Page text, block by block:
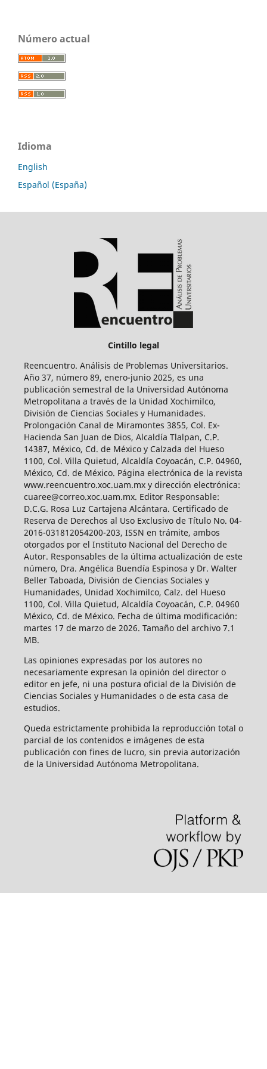
Número actual
Idioma
English
Español (España)
Cintillo legal
Reencuentro. Análisis de Problemas Universitarios.
Año 37, número 89, enero-junio 2025, es una
publicación semestral de la Universidad Autónoma
Metropolitana a través de la Unidad Xochimilco,
División de Ciencias Sociales y Humanidades.
Prolongación Canal de Miramontes 3855, Col. Ex-
Hacienda San Juan de Dios, Alcaldía Tlalpan, C.P.
14387, México, Cd. de México y Calzada del Hueso
1100, Col. Villa Quietud, Alcaldía Coyoacán, C.P. 04960,
México, Cd. de México. Página electrónica de la revista
www.reencuentro.xoc.uam.mx y dirección electrónica:
cuaree@correo.xoc.uam.mx. Editor Responsable:
D.C.G. Rosa Luz Cartajena Alcántara. Certificado de
Reserva de Derechos al Uso Exclusivo de Título No. 04-
2016-031812054200-203, ISSN en trámite, ambos
otorgados por el Instituto Nacional del Derecho de
Autor. Responsables de la última actualización de este
número, Dra. Angélica Buendía Espinosa y Dr. Walter
Beller Taboada, División de Ciencias Sociales y
Humanidades, Unidad Xochimilco, Calz. del Hueso
1100, Col. Villa Quietud, Alcaldía Coyoacán, C.P. 04960
México, Cd. de México. Fecha de última modificación:
martes 17 de marzo de 2026. Tamaño del archivo 7.1
MB.
Las opiniones expresadas por los autores no
necesariamente expresan la opinión del director o
editor en jefe, ni una postura oficial de la División de
Ciencias Sociales y Humanidades o de esta casa de
estudios.
Queda estrictamente prohibida la reproducción total o
parcial de los contenidos e imágenes de esta
publicación con fines de lucro, sin previa autorización
de la Universidad Autónoma Metropolitana.